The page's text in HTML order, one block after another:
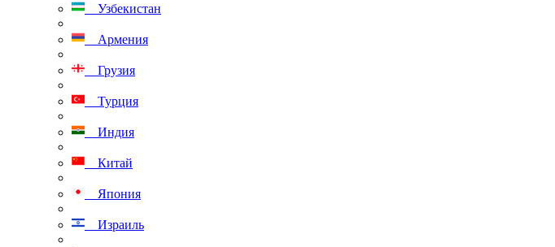
Узбекистан
Армения
Грузия
Турция
Индия
Китай
Япония
Израиль